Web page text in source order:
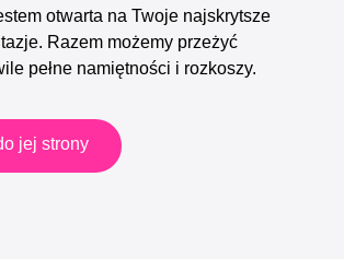
otwarta na Twoje najskrytsze
Razem możemy przeżyć
pełne namiętności i rozkoszy.
jej strony